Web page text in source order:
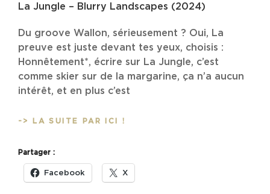
La Jungle – Blurry Landscapes (2024)
Du groove Wallon, sérieusement ? Oui, La
preuve est juste devant tes yeux, choisis :
Honnêtement*, écrire sur La Jungle, c’est
comme skier sur de la margarine, ça n’a aucun
intérêt, et en plus c’est
-> LA SUITE PAR ICI !
LANDSCAPES
(2024)
Partager :
Facebook X